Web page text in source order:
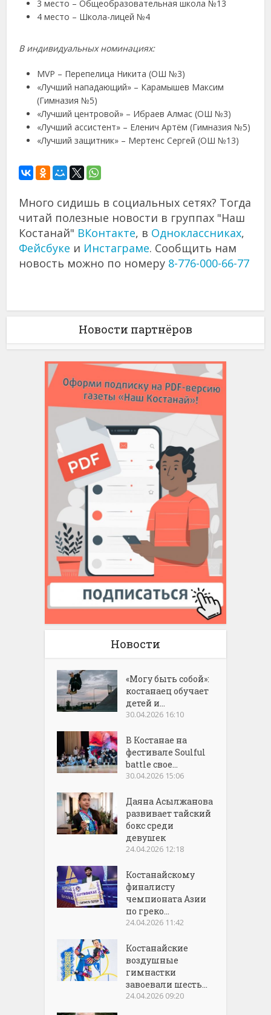
3 место – Общеобразовательная школа №13
4 место – Школа-лицей №4
В индивидуальных номинациях:
MVP – Перепелица Никита (ОШ №3)
«Лучший нападающий» – Карамышев Максим
(Гимназия №5)
«Лучший центровой» – Ибраев Алмас (ОШ №3)
«Лучший ассистент» – Еленич Артём (Гимназия №5)
«Лучший защитник» – Мертенс Сергей (ОШ №13)
Много сидишь в социальных сетях? Тогда
читай полезные новости в группах "Наш
Костанай" ВКонтакте, в Одноклассниках,
Фейсбуке и Инстаграме. Сообщить нам
новость можно по номеру 8-776-000-66-77
Новости партнёров
Новости
«Могу быть собой»:
костанаец обучает
детей и...
30.04.2026 16:10
В Костанае на
фестивале Soulful
battle свое...
30.04.2026 15:06
Даяна Асылжанова
развивает тайский
бокс среди
девушек
24.04.2026 12:18
Костанайскому
финалисту
чемпионата Азии
по греко...
24.04.2026 11:42
Костанайские
воздушные
гимнастки
завоевали шесть...
24.04.2026 09:20